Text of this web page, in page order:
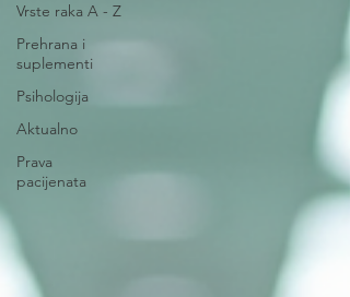
Vrste raka A - Z
Prehrana i
suplementi
Psihologija
Aktualno
Prava
pacijenata